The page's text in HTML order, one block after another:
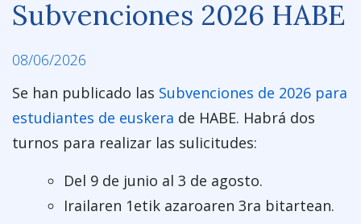
Subvenciones 2026 HABE
08/06/2026
Se han publicado las Subvenciones de 2026 para
estudiantes de euskera de HABE. Habrá dos
turnos para realizar las sulicitudes:
Del 9 de junio al 3 de agosto.
Irailaren 1etik azaroaren 3ra bitartean.